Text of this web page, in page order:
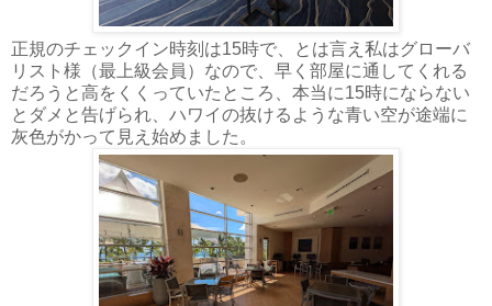
正規のチェックイン時刻は15時で、とは言え私はグローバ
リスト様（最上級会員）なので、早く部屋に通してくれる
だろうと高をくくっていたところ、本当に15時にならない
とダメと告げられ、ハワイの抜けるような青い空が途端に
灰色がかって見え始めました。